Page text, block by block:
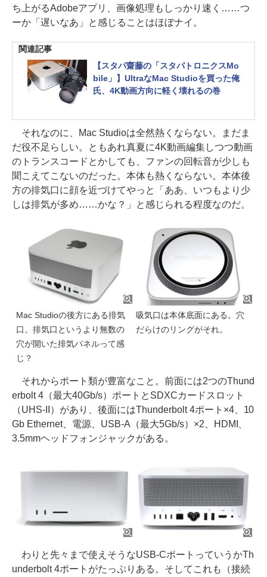
ち上がるAdobeアプリ、画像処理もしっかり速く……つ
ーか「遅いなあ」と感じることはほぼナイ。
関連記事
【スタパ齋藤の「スタパトロニクスMo
bile」】UltraなMac Studioを買った俺
氏、4K動画方向に軽く壊れるの巻
それなのに、Mac Studioは全然熱くならない。まだま
だ役不足らしい。ともあれ真夏に4K動画編集しつつ動画
のトランスコードとかしても、ファンの回転音が少しも
聞こえてこないのだった。本体も熱くならない。本体後
方の排気口に顔を近づけてやっと「ああ、いつもより少
しは排気が多め……かな？」と感じられる程度なのだ。
Mac Studioの後方にある排気
口。排気口というより無数の
穴が開いた排気パネルって感
じ？
吸気口は本体底面にある。穴
だらけのリングがそれ。
それからポート類が豊富なこと。前面には2つのThund
erbolt 4（最大40Gb/s）ポートとSDXCカードスロット
（UHS-II）があり、後面にはThunderbolt 4ポート×4、10
Gb Ethernet、電源、USB-A（最大5Gb/s）×2、HDMI、
3.5mmヘッドフォンジャックがある。
わりと先々まで使えそうなUSB-CポートっていうかTh
underbolt 4ポートがたっぷりある。そしてこれも（接続